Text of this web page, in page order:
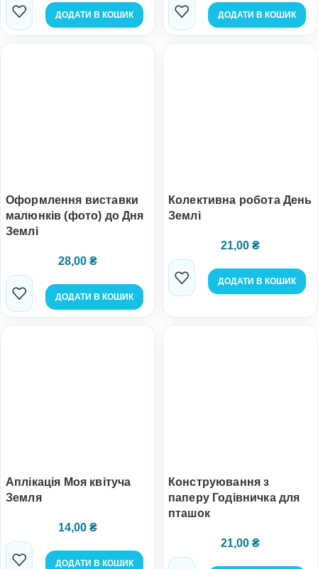
ДОДАТИ В КОШИК ДОДАТИ В КОШИК
Оформлення виставки
малюнків (фото) до Дня
Землі
28,00 ₴
ДОДАТИ В КОШИК
Колективна робота День
Землі
21,00 ₴
ДОДАТИ В КОШИК
Аплікація Моя квітуча
Земля
14,00 ₴
ДОДАТИ В КОШИК
Конструювання з
паперу Годівничка для
пташок
21,00 ₴